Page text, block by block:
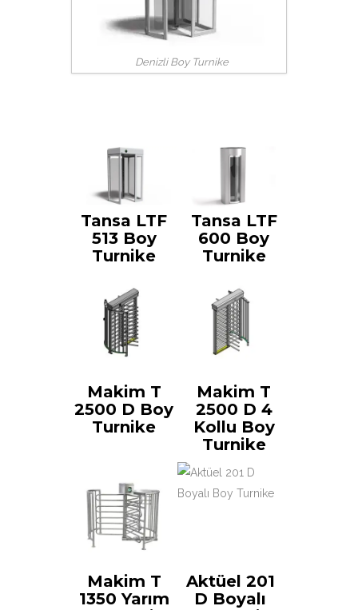
Denizli Boy Turnike
Tansa LTF
513 Boy
Turnike
Tansa LTF
600 Boy
Turnike
Makim T
2500 D Boy
Turnike
Makim T
2500 D 4
Kollu Boy
Turnike
Makim T
1350 Yarım
Aktüel 201
D Boyalı